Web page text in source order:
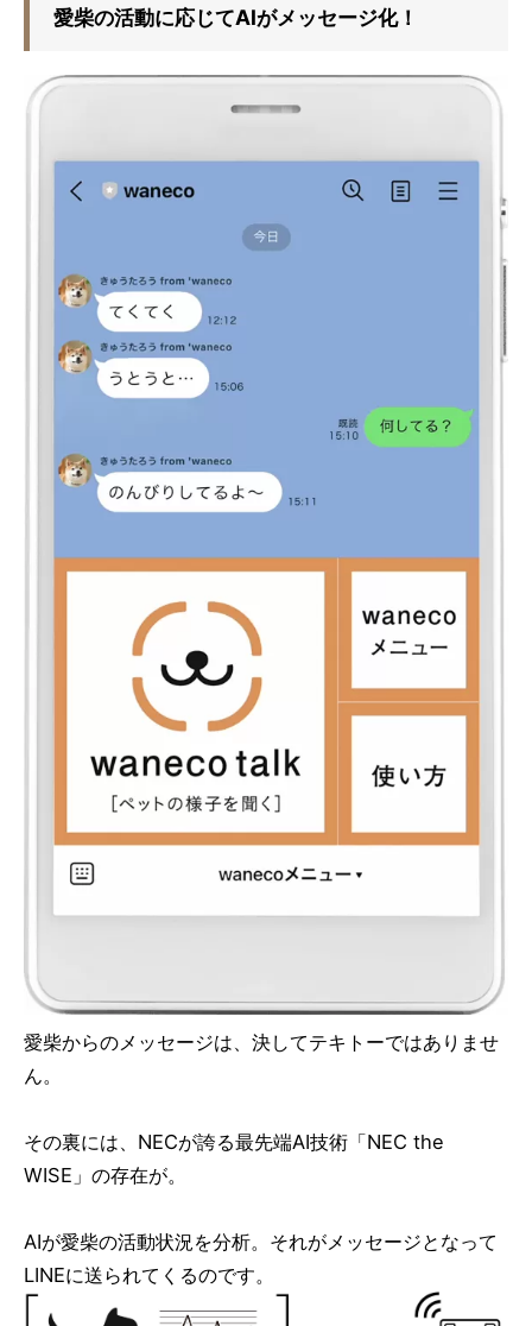
愛柴の活動に応じてAIがメッセージ化！
愛柴からのメッセージは、決してテキトーではありませ
ん。
その裏には、NECが誇る最先端AI技術「NEC the
WISE」の存在が。
AIが愛柴の活動状況を分析。それがメッセージとなって
LINEに送られてくるのです。